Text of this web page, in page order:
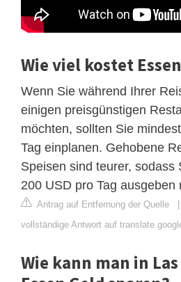
Wie viel kostet
Wenn Sie während Ihrer
einigen preisgünstigen
möchten, sollten Sie
Tag einplanen. Gehobene
Speisen sind teurer, sodass
200 USD pro Tag ausgeben
Antrag auf Entfernung der Quelle
vollständige Antwort auf
Wie kann man in